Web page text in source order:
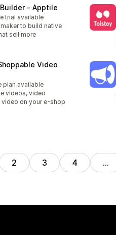
‑ Apptile
trial available
to build native
sell more
Video
plan available
videos, video
video on your e-shop
2 3 4 …